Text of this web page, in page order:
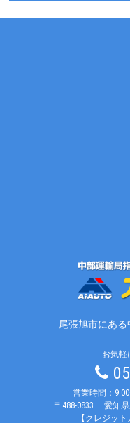
尾張旭市にあ
お気軽
営業時間：
〒488-0833
愛知
【クレジッ